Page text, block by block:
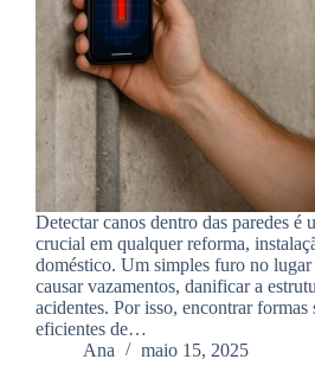
Detectar canos dentro das paredes é
crucial em qualquer reforma,
doméstico. Um simples furo no lugar
causar vazamentos, danificar a
acidentes. Por isso, encontrar formas
eficientes de…
Ana
maio 15, 2025